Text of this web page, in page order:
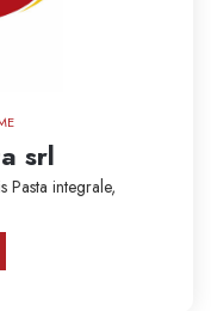
srl
Pasta integrale,